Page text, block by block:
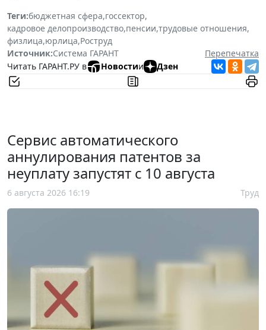
Теги:бюджетная сфера,госсектор,
кадровое делопроизводство,пенсии,трудовые отношения,
физлица,юрлица,Роструд
Источник:Система ГАРАНТ
Перепечатка
Читать ГАРАНТ.РУ в
Новостии Дзен
Сервис автоматического
аннулирования патентов за
неуплату запустят с 10 августа
6 августа 2026 16:19 Труд